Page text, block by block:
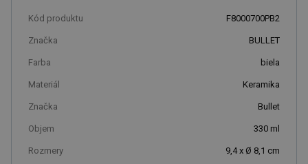
Kód produktu F8000700PB2
Značka BULLET
Farba biela
Materiál Keramika
Značka Bullet
Objem 330 ml
Rozmery 9,4 x Ø 8,1 cm